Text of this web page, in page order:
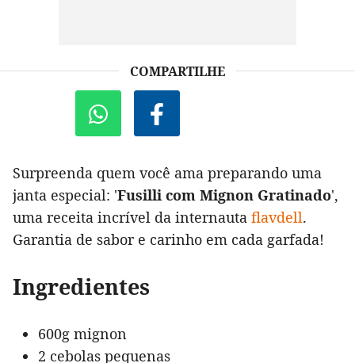
COMPARTILHE
Surpreenda quem você ama preparando uma
janta especial: 'Fusilli com Mignon Gratinado',
uma receita incrível da internauta flavdell.
Garantia de sabor e carinho em cada garfada!
Ingredientes
600g mignon
2 cebolas pequenas